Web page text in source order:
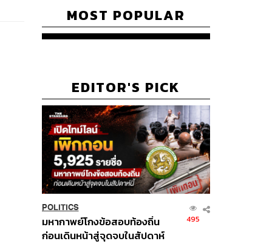
MOST POPULAR
EDITOR'S PICK
POLITICS
มหากาพย์โกงข้อสอบท้องถิ่น
ก่อนเดินหน้าสู่จุดจบในสัปดาห์
495